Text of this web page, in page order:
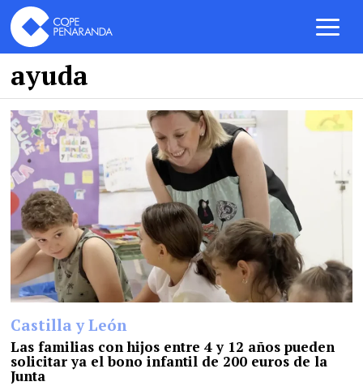
ayuda
Castilla y León
Las familias con hijos entre 4 y 12 años pueden
solicitar ya el bono infantil de 200 euros de la
Junta